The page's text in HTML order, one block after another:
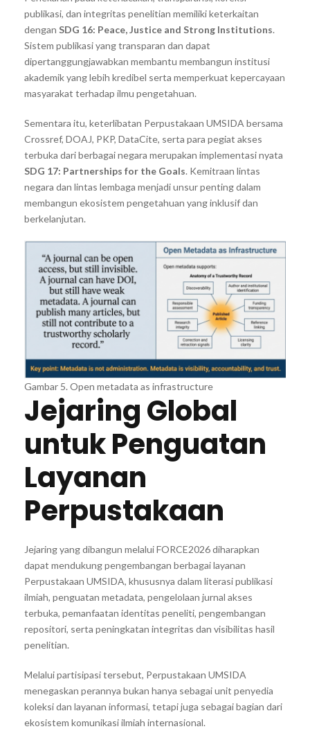
publikasi, dan integritas penelitian memiliki keterkaitan
dengan SDG 16: Peace, Justice and Strong Institutions.
Sistem publikasi yang transparan dan dapat
dipertanggungjawabkan membantu membangun institusi
akademik yang lebih kredibel serta memperkuat kepercayaan
masyarakat terhadap ilmu pengetahuan.
Sementara itu, keterlibatan Perpustakaan UMSIDA bersama
Crossref, DOAJ, PKP, DataCite, serta para pegiat akses
terbuka dari berbagai negara merupakan implementasi nyata
SDG 17: Partnerships for the Goals. Kemitraan lintas
negara dan lintas lembaga menjadi unsur penting dalam
membangun ekosistem pengetahuan yang inklusif dan
berkelanjutan.
Gambar 5. Open metadata as infrastructure
Jejaring Global
untuk Penguatan
Layanan
Perpustakaan
Jejaring yang dibangun melalui FORCE2026 diharapkan
dapat mendukung pengembangan berbagai layanan
Perpustakaan UMSIDA, khususnya dalam literasi publikasi
ilmiah, penguatan metadata, pengelolaan jurnal akses
terbuka, pemanfaatan identitas peneliti, pengembangan
repositori, serta peningkatan integritas dan visibilitas hasil
penelitian.
Melalui partisipasi tersebut, Perpustakaan UMSIDA
menegaskan perannya bukan hanya sebagai unit penyedia
koleksi dan layanan informasi, tetapi juga sebagai bagian dari
ekosistem komunikasi ilmiah internasional.